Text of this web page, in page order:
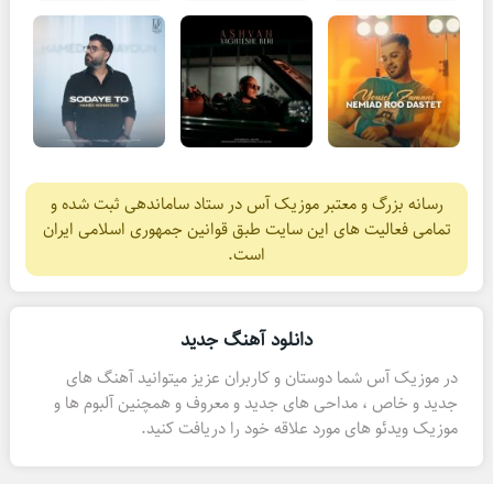
رسانه بزرگ و معتبر موزیک آس در ستاد ساماندهی ثبت شده و
تمامی فعالیت های این سایت طبق قوانین جمهوری اسلامی ایران
است.
دانلود آهنگ جدید
در موزیک آس شما دوستان و کاربران عزیز میتوانید آهنگ های
جدید و خاص ، مداحی های جدید و معروف و همچنین آلبوم ها و
موزیک ویدئو های مورد علاقه خود را دریافت کنید.